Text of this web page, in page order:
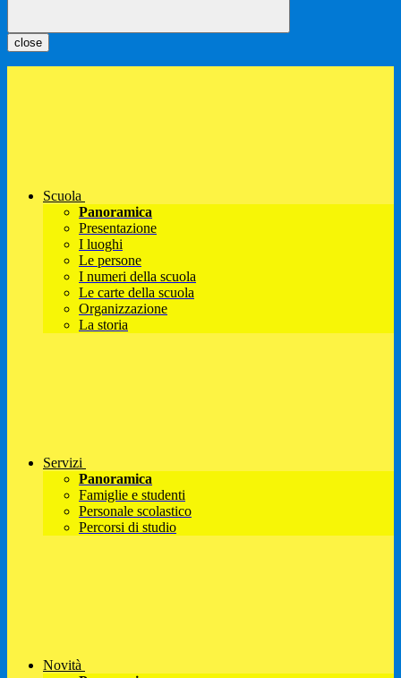
close
Scuola
Panoramica
Presentazione
I luoghi
Le persone
I numeri della scuola
Le carte della scuola
Organizzazione
La storia
Servizi
Panoramica
Famiglie e studenti
Personale scolastico
Percorsi di studio
Novità